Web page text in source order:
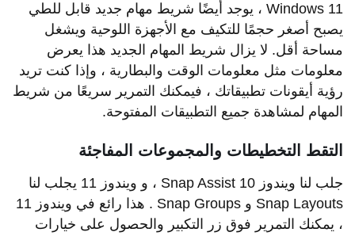
Windows 11 ، يوجد أيضًا شريط مهام جديد قابل للطي
يصبح أصغر حجمًا للتكيف مع الأجهزة اللوحية ويشغل
مساحة أقل. لا يزال شريط المهام الجديد هذا يعرض
معلومات مثل معلومات الوقت والبطارية ، وإذا كنت تريد
رؤية أيقونات تطبيقاتك ، فيمكنك التمرير سريعًا من شريط
المهام لمشاهدة جميع التطبيقات المفتوحة.
التقط التخطيطات والمجموعات المفاجئة
جلب لنا ويندوز 10 Snap Assist ، و ويندوز 11 يجلب لنا
Snap Layouts و Snap Groups . هذا رائع في ويندوز 11
، يمكنك التمرير فوق زر التكبير والحصول على خيارات